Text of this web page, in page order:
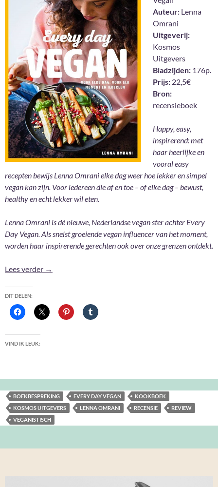
Auteur: Lenna
Omrani
Uitgeverij:
Kosmos
Uitgevers
Bladzijden: 176p.
Prijs: 22,5€
Bron:
recensieboek
Happy, easy,
inspirerend: met
haar heerlijke en
vooral easy
recepten bewijs Lenna Omrani elke dag weer hoe lekker en simpel
vegan kan zijn. Voor iedereen die af en toe – of elke dag – bewust,
healthy en echt lekker wil eten.
Lenna Omrani is dé nieuwe, Nederlandse vegan ster achter Every
Day Vegan. Als snelst groeiende vegan influencer van het moment,
worden haar inspirerende gerechten ook over onze grenzen ontdekt.
Lees verder Every Day Vegan – Lenna Omrani
→
DIT DELEN:
VIND IK LEUK:
BOEKBESPREKING EVERY DAY VEGAN
KOOKBOEK
KOSMOS UITGEVERS
LENNA OMRANI RECENSIE
REVIEW
VEGANISTISCH